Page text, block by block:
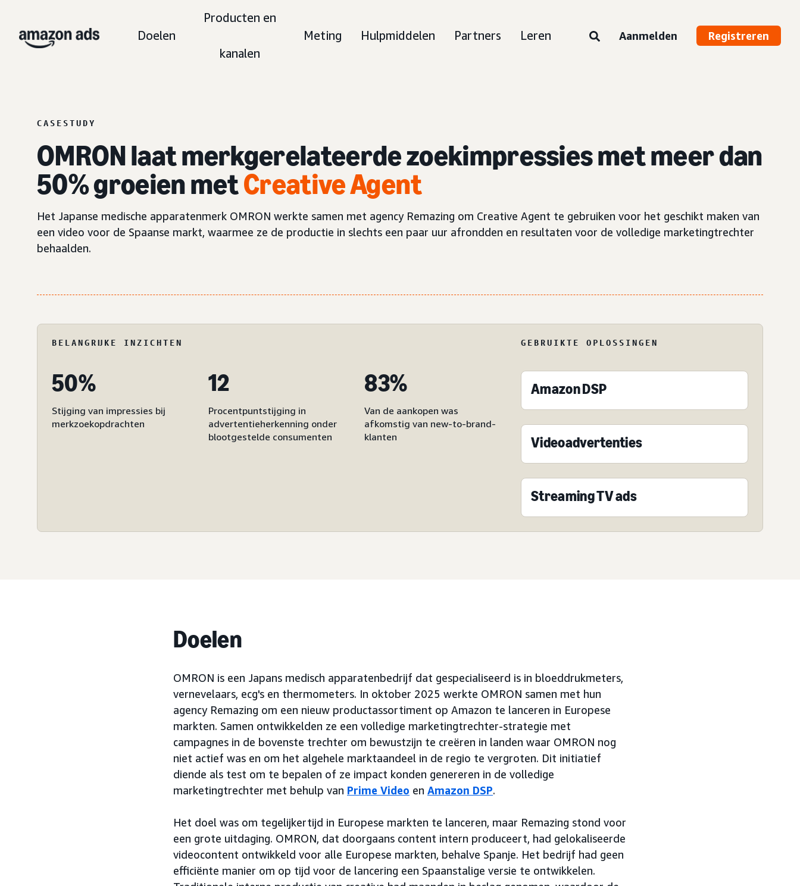
Doelen
Producten en
kanalen
Meting Hulpmiddelen Partners Leren Aanmelden Registreren
CASESTUDY
OMRON laat merkgerelateerde zoekimpressies met meer dan
50% groeien metCreative Agent
Het Japanse medische apparatenmerk OMRON werkte samen met agency Remazing om Creative Agent te gebruiken voor het geschikt maken van
een video voor de Spaanse markt, waarmee ze de productie in slechts een paar uur afrondden en resultaten voor de volledige marketingtrechter
behaalden.
BELANGRIJKE INZICHTEN
50%
Stijging van impressies bij
merkzoekopdrachten
12
Procentpuntstijging in
advertentieherkenning onder
blootgestelde consumenten
83%
Van de aankopen was
afkomstig van new-to-brand-
klanten
GEBRUIKTE OPLOSSINGEN
Amazon DSP
Videoadvertenties
Streaming TV ads
Doelen
OMRON is een Japans medisch apparatenbedrijf dat gespecialiseerd is in bloeddrukmeters,
vernevelaars, ecg's en thermometers. In oktober 2025 werkte OMRON samen met hun
agency Remazing om een nieuw productassortiment op Amazon te lanceren in Europese
markten. Samen ontwikkelden ze een volledige marketingtrechter-strategie met
campagnes in de bovenste trechter om bewustzijn te creëren in landen waar OMRON nog
niet actief was en om het algehele marktaandeel in de regio te vergroten. Dit initiatief
diende als test om te bepalen of ze impact konden genereren in de volledige
marketingtrechter met behulp van Prime Video en Amazon DSP.
Het doel was om tegelijkertijd in Europese markten te lanceren, maar Remazing stond voor
een grote uitdaging. OMRON, dat doorgaans content intern produceert, had gelokaliseerde
videocontent ontwikkeld voor alle Europese markten, behalve Spanje. Het bedrijf had geen
efficiënte manier om op tijd voor de lancering een Spaanstalige versie te ontwikkelen.